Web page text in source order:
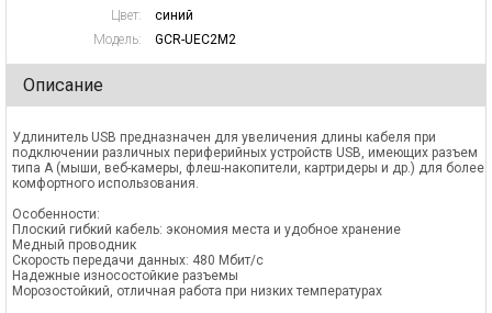
Цвет:
синий
Модель:
GCR-UEC2M2
Описание
Удлинитель USB предназначен для увеличения длины кабеля при
подключении различных периферийных устройств USB, имеющих разъем
типа А (мыши, веб-камеры, флеш-накопители, картридеры и др.) для более
комфортного использования.
Особенности:
Плоский гибкий кабель: экономия места и удобное хранение
Медный проводник
Скорость передачи данных: 480 Мбит/с
Надежные износостойкие разъемы
Морозостойкий, отличная работа при низких температурах